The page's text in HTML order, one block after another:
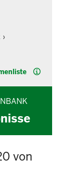
Hilfe
von